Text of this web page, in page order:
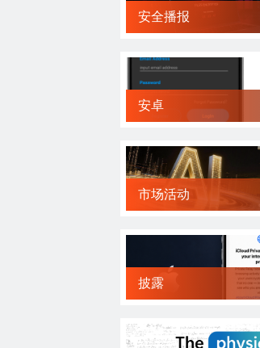
安全播报
安卓
市场活动
披露